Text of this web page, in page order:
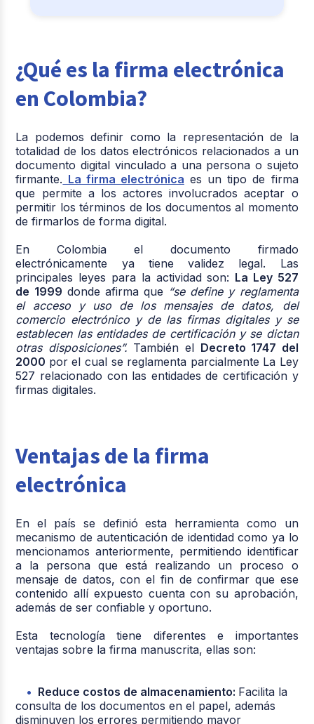
¿Qué es la firma electrónica
en Colombia?
La podemos definir como la representación de la
totalidad de los datos electrónicos relacionados a un
documento digital vinculado a una persona o sujeto
firmante. La firma electrónica es un tipo de firma
que permite a los actores involucrados aceptar o
permitir los términos de los documentos al momento
de firmarlos de forma digital.
En Colombia el documento firmado
electrónicamente ya tiene validez legal. Las
principales leyes para la actividad son: La Ley 527
de 1999 donde afirma que “se define y reglamenta
el acceso y uso de los mensajes de datos, del
comercio electrónico y de las firmas digitales y se
establecen las entidades de certificación y se dictan
otras disposiciones”.También el Decreto 1747 del
2000 por el cual se reglamenta parcialmente La Ley
527 relacionado con las entidades de certificación y
firmas digitales.
Ventajas de la firma
electrónica
En el país se definió esta herramienta como un
mecanismo de autenticación de identidad como ya lo
mencionamos anteriormente, permitiendo identificar
a la persona que está realizando un proceso o
mensaje de datos, con el fin de confirmar que ese
contenido allí expuesto cuenta con su aprobación,
además de ser confiable y oportuno.
Esta tecnología tiene diferentes e importantes
ventajas sobre la firma manuscrita, ellas son:
Reduce costos de almacenamiento: Facilita la
consulta de los documentos en el papel, además
disminuyen los errores permitiendo mayor